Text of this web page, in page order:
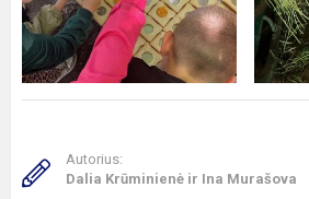
Autorius:
Dalia Krūminienė ir Ina Murašova